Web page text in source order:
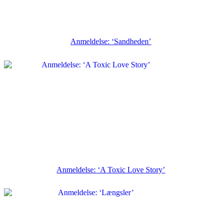
Anmeldelse: ‘Sandheden’
Anmeldelse: ‘A Toxic Love Story’